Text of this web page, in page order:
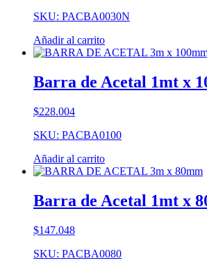
SKU: PACBA0030N
Añadir al carrito
Barra de Acetal 1mt x
$228.004
SKU: PACBA0100
Añadir al carrito
Barra de Acetal 1mt x
$147.048
SKU: PACBA0080